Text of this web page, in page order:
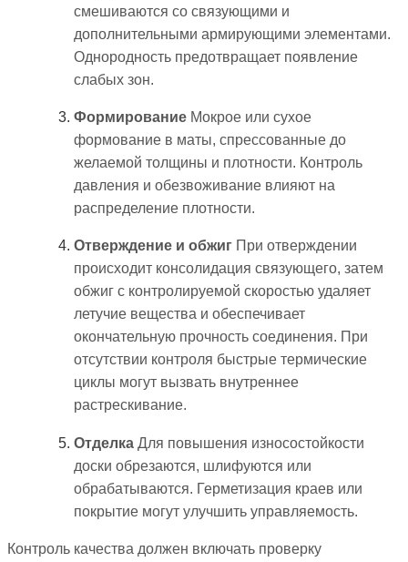
смешиваются со связующими и
дополнительными армирующими элементами.
Однородность предотвращает появление
слабых зон.
ФормированиеМокрое или сухое
формование в маты, спрессованные до
желаемой толщины и плотности. Контроль
давления и обезвоживание влияют на
распределение плотности.
Отверждение и обжигПри отверждении
происходит консолидация связующего, затем
обжиг с контролируемой скоростью удаляет
летучие вещества и обеспечивает
окончательную прочность соединения. При
отсутствии контроля быстрые термические
циклы могут вызвать внутреннее
растрескивание.
ОтделкаДля повышения износостойкости
доски обрезаются, шлифуются или
обрабатываются. Герметизация краев или
покрытие могут улучшить управляемость.
Контроль качества должен включать проверку